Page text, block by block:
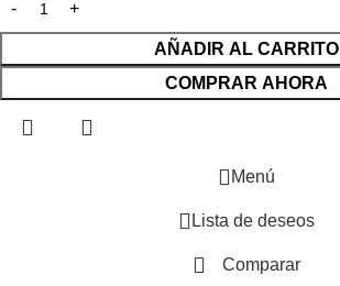
AÑADIR AL CARRITO
COMPRAR AHORA
Menú
Lista de deseos
Comparar